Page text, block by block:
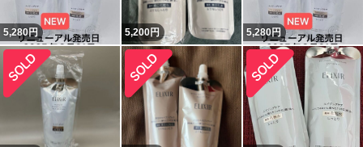
5,280円 5,200円 5,280円